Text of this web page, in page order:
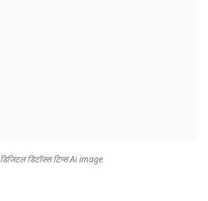
डिजिटल डिटॉक्स टिप्स Ai image